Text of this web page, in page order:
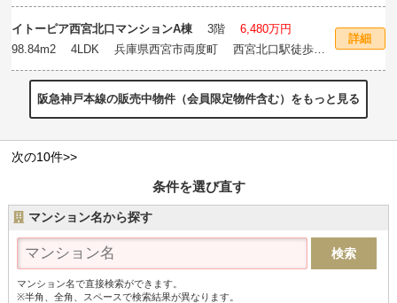
イトーピア西宮北口マンションA棟 3階6,480万円
98.84m2 4LDK 兵庫県西宮市両度町 西宮北口駅徒歩7
分
詳細
阪急神戸本線の販売中物件（会員限定物件含む）をもっと見る
次の10件>>
条件を選び直す
マンション名から探す
マンション名で直接検索ができます。
※半角、全角、スペースで検索結果が異なります。